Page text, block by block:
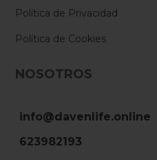
Política de Privacidad
Política de Cookies
NOSOTROS
info@davenlife.online
623982193